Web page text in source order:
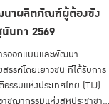
นาผลิตภัณฑ์ผู้ต้องขัง
นทา 2569
รออกแบบและพัฒนา
รค์โดยเยาวชน ที่ได้รับการ
รมแห่งประเทศไทย (TIJ)
ชญากรรมแห่งสหประชาชาติ